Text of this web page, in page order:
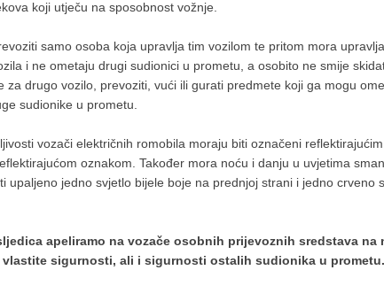
koji utječu na sposobnost vožnje.
samo osoba koja upravlja tim vozilom te pritom mora
i ne ometaju drugi sudionici u prometu, a osobito ne smije
za drugo vozilo, prevoziti, vući ili gurati predmete koji ga mogu
sudionike u prometu.
vozači električnih romobila moraju biti označeni
oznakom. Također mora noću i danju u uvjetima
upaljeno jedno svjetlo bijele boje na prednjoj strani i jedno crveno
apeliramo na vozače osobnih prijevoznih sredstava na
sigurnosti, ali i sigurnosti ostalih sudionika u prometu.